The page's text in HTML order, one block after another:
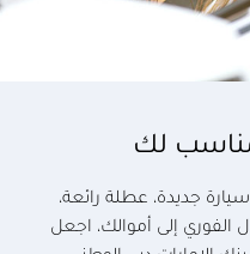
لك
جديدة، عطلة رائعة،
إلى أموالك، اجعل